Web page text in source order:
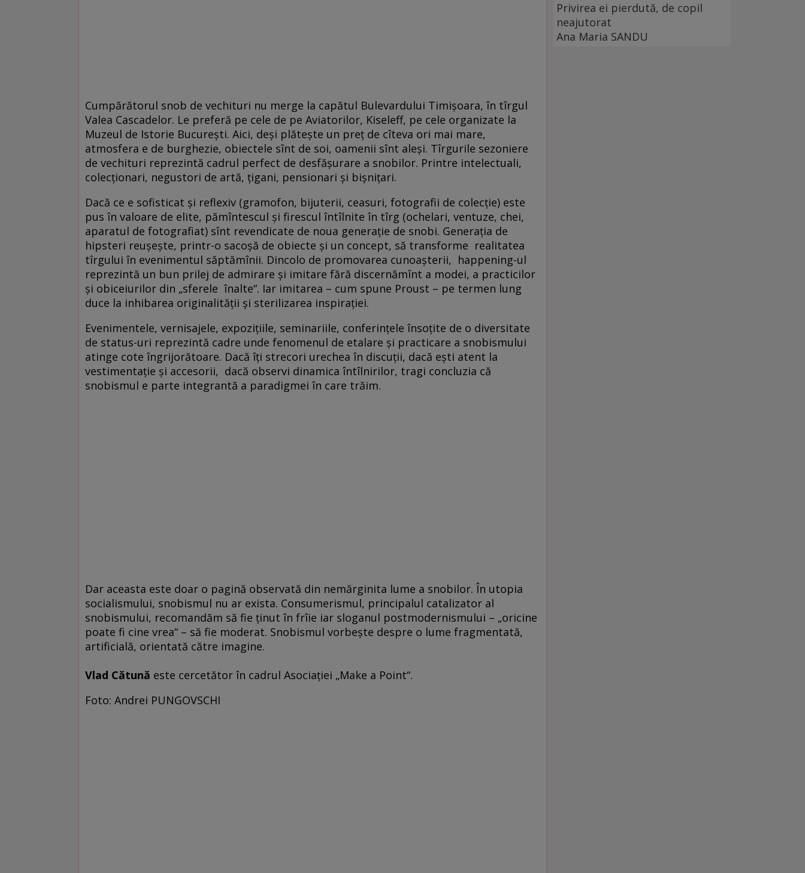
Cumpărătorul snob de vechituri nu merge la capătul Bulevardului Timişoara, în tîrgul
Valea Cascadelor. Le preferă pe cele de pe Aviatorilor, Kiseleff, pe cele organizate la
Muzeul de Istorie Bucureşti. Aici, deşi plăteşte un preţ de cîteva ori mai mare,
atmosfera e de burghezie, obiectele sînt de soi, oamenii sînt aleşi. Tîrgurile sezoniere
de vechituri reprezintă cadrul perfect de desfăşurare a snobilor. Printre intelectuali,
colecţionari, negustori de artă, ţigani, pensionari şi bişniţari.
Dacă ce e sofisticat şi reflexiv (gramofon, bijuterii, ceasuri, fotografii de colecţie) este
pus în valoare de elite, pămîntescul şi firescul întîlnite în tîrg (ochelari, ventuze, chei,
aparatul de fotografiat) sînt revendicate de noua generaţie de snobi. Generaţia de
hipsteri reuşeşte, printr-o sacoşă de obiecte şi un concept, să transforme realitatea
tîrgului în evenimentul săptămînii. Dincolo de promovarea cunoaşterii, happening-ul
reprezintă un bun prilej de admirare şi imitare fără discernămînt a modei, a practicilor
şi obiceiurilor din „sferele înalte“. Iar imitarea – cum spune Proust – pe termen lung
duce la inhibarea originalităţii şi sterilizarea inspiraţiei.
Evenimentele, vernisajele, expoziţiile, seminariile, conferinţele însoţite de o diversitate
de status-uri reprezintă cadre unde fenomenul de etalare şi practicare a snobismului
atinge cote îngrijorătoare. Dacă îţi strecori urechea în discuţii, dacă eşti atent la
vestimentaţie şi accesorii, dacă observi dinamica întîlnirilor, tragi concluzia că
snobismul e parte integrantă a paradigmei în care trăim.
Dar aceasta este doar o pagină observată din nemărginita lume a snobilor. În utopia
socialismului, snobismul nu ar exista. Consumerismul, principalul catalizator al
snobismului, recomandăm să fie ţinut în frîie iar sloganul postmodernismului – „oricine
poate fi cine vrea“ – să fie moderat. Snobismul vorbeşte despre o lume fragmentată,
artificială, orientată către imagine.
Vlad Cătună este cercetător în cadrul Asociaţiei „Make a Point“.
Foto: Andrei PUNGOVSCHI
Privirea ei pierdută, de copil
neajutorat
Ana Maria SANDU